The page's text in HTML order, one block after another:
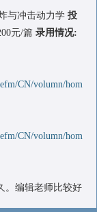
与冲击动力学 投
元/篇 录用情况:
CN/volumn/hom
CN/volumn/hom
。编辑老师比较好